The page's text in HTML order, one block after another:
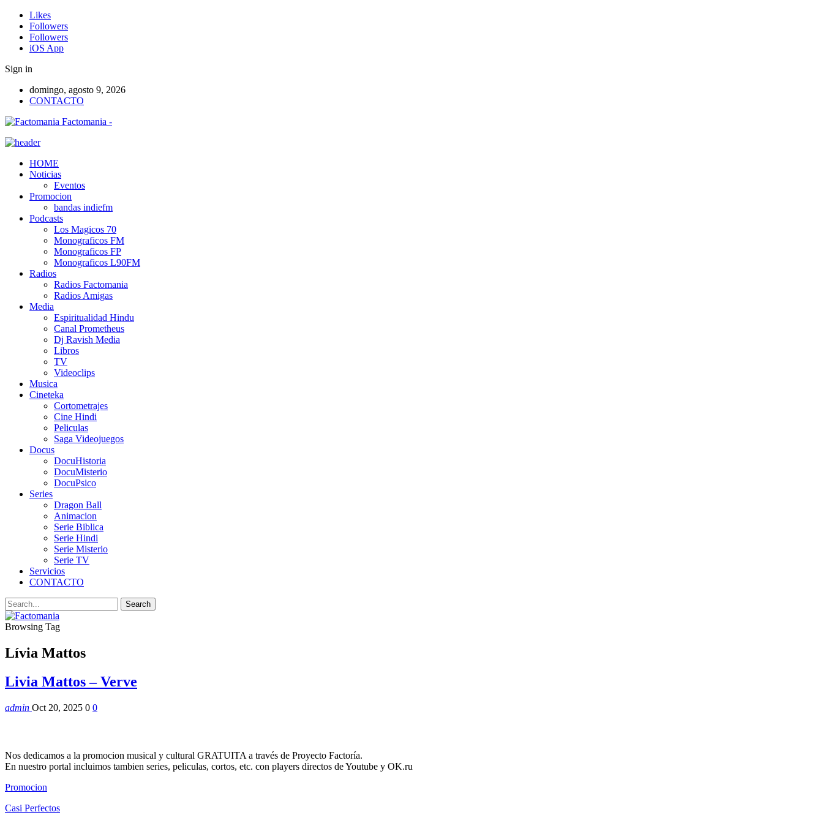
Likes
Followers
Followers
iOS App
Sign in
domingo, agosto 9, 2026
CONTACTO
Factomania -
HOME
Noticias
Eventos
Promocion
bandas indiefm
Podcasts
Los Magicos 70
Monograficos FM
Monograficos FP
Monograficos L90FM
Radios
Radios Factomania
Radios Amigas
Media
Espiritualidad Hindu
Canal Prometheus
Dj Ravish Media
Libros
TV
Videoclips
Musica
Cineteka
Cortometrajes
Cine Hindi
Peliculas
Saga Videojuegos
Docus
DocuHistoria
DocuMisterio
DocuPsico
Series
Dragon Ball
Animacion
Serie Biblica
Serie Hindi
Serie Misterio
Serie TV
Servicios
CONTACTO
Browsing Tag
Lívia Mattos
Livia Mattos – Verve
admin Oct 20, 2025 0 0
Nos dedicamos a la promocion musical y cultural GRATUITA a través de Proyecto Factoría.
En nuestro portal incluimos tambien series, peliculas, cortos, etc. con players directos de Youtube y OK.ru
Promocion
Casi Perfectos